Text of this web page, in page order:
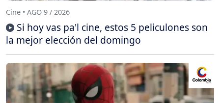
Cine • AGO 9 / 2026
Si hoy vas pa'l cine, estos 5 peliculones son
la mejor elección del domingo